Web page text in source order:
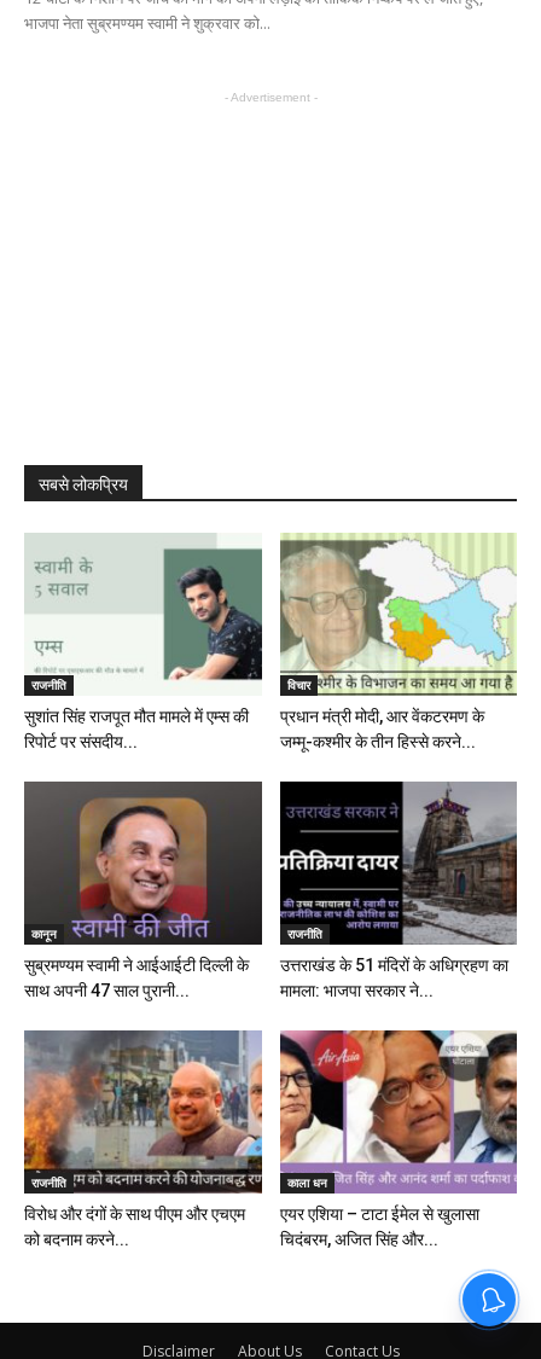
भाजपा नेता सुब्रमण्यम स्वामी ने शुक्रवार को...
- Advertisement -
सबसे लोकप्रिय
राजनीति
सुशांत सिंह राजपूत मौत मामले में एम्स की
रिपोर्ट पर संसदीय...
विचार
प्रधान मंत्री मोदी, आर वेंकटरमण के
जम्मू-कश्मीर के तीन हिस्से करने...
कानून
सुब्रमण्यम स्वामी ने आईआईटी दिल्ली के
साथ अपनी 47 साल पुरानी...
राजनीति
उत्तराखंड के 51 मंदिरों के अधिग्रहण का
मामला: भाजपा सरकार ने...
राजनीति
विरोध और दंगों के साथ पीएम और एचएम
को बदनाम करने...
काला धन
एयर एशिया – टाटा ईमेल से खुलासा
चिदंबरम, अजित सिंह और...
Disclaimer About Us Contact Us